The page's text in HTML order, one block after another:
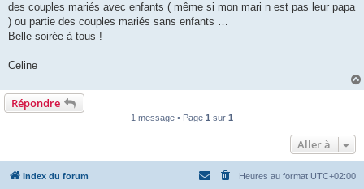
des couples mariés avec enfants ( même si mon mari n est pas leur papa
) ou partie des couples mariés sans enfants …
Belle soirée à tous !
Celine
Répondre
1 message • Page 1 sur 1
Aller à
Index du forum Heures au format UTC+02:00